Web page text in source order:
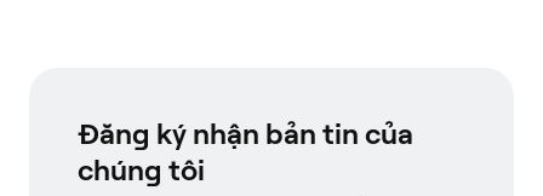
Đăng ký nhận bản tin của
chúng tôi